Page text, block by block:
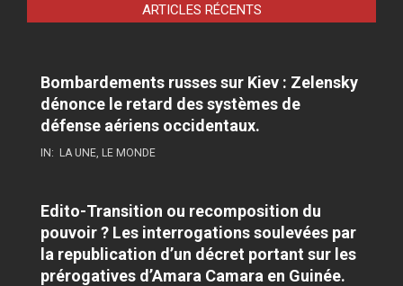
ARTICLES RÉCENTS
Bombardements russes sur Kiev : Zelensky
dénonce le retard des systèmes de
défense aériens occidentaux.
IN: LA UNE, LE MONDE
Edito-Transition ou recomposition du
pouvoir ? Les interrogations soulevées par
la republication d’un décret portant sur les
prérogatives d’Amara Camara en Guinée.